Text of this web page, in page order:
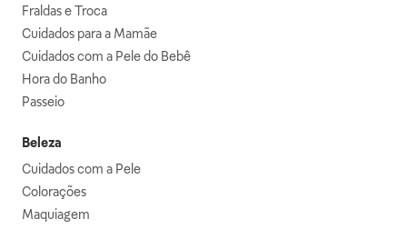
Fraldas e Troca
Cuidados para a Mamãe
Cuidados com a Pele do Bebê
Hora do Banho
Passeio
Beleza
Cuidados com a Pele
Colorações
Maquiagem